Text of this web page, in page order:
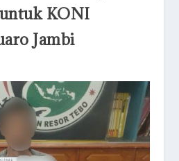
KONI
Jambi